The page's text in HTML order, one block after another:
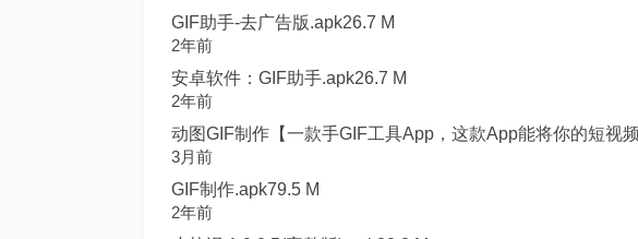
GIF助手-去广告版.apk26.7 M
2年前
安卓软件：GIF助手.apk26.7 M
2年前
动图GIF制作【一款手GIF工具App，这款App能将你的短视
3月前
GIF制作.apk79.5 M
2年前